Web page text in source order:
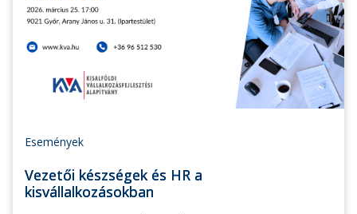
Események
Vezetői készségek és HR a
kisvállalkozásokban